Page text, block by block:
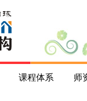
课程体系 师